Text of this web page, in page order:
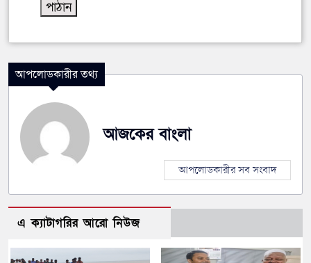
আপলোডকারীর তথ্য
আজকের বাংলা
আপলোডকারীর সব সংবাদ
এ ক্যাটাগরির আরো নিউজ